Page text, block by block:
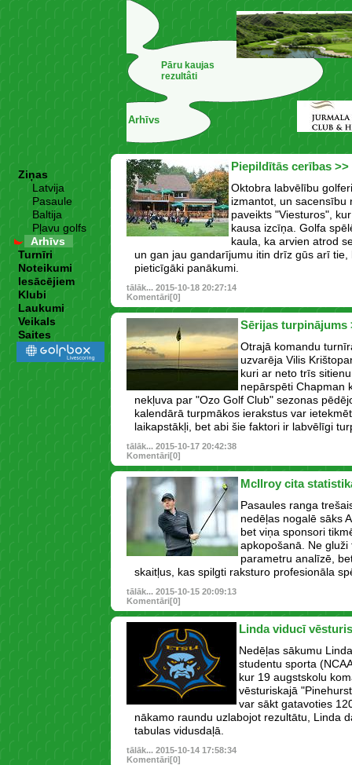
Arhīvs
Pāru kaujas
rezultâti
Ziņas
Latvija
Pasaule
Baltija
Pļavu golfs
Arhīvs
Turnīri
Noteikumi
Iesācējiem
Klubi
Laukumi
Veikals
Saites
Piepildītās cerības >>
Oktobra labvēlību
izmantot, un sacensību
paveikts "Viesturos",
kausa izcīņa. Golfa
kaula, ka arvien atrod
un gan jau gandarījumu itin drīz gūs arī tie,
pieticīgāki panākumi.
tālāk... 2015-10-18 20:27:14
Komentāri[0]
Sērijas turpinājums
Otrajā komandu
uzvarēja Vilis
kuri ar neto trīs
nepārspēti Chapman
nekļuva par "Ozo Golf Club" sezonas
kalendārā turpmākos ierakstus var
laikapstākļi, bet abi šie faktori ir labvēlīgi
tālāk... 2015-10-17 20:42:38
Komentāri[0]
McIlroy cita
Pasaules ranga
nedēļas nogalē sāks
bet viņa sponsori
apkopošanā. Ne
parametru analīzē,
skaitļus, kas spilgti raksturo profesionāla
tālāk... 2015-10-15 20:09:13
Komentāri[0]
Linda viducī
Nedēļas sākumu
studentu sporta
kur 19 augstskolu
vēsturiskajā
var sākt gatavoties
nākamo raundu uzlabojot rezultātu, Linda
tabulas vidusdaļā.
tālāk... 2015-10-14 17:58:34
Komentāri[0]